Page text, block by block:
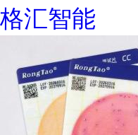
格汇智能